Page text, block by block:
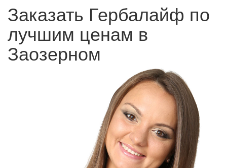
Заказать Гербалайф по
лучшим ценам в
Заозерном